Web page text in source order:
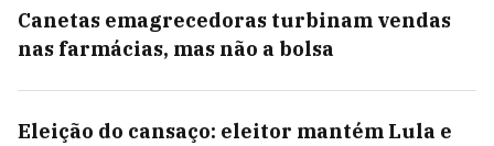
Canetas emagrecedoras turbinam vendas
nas farmácias, mas não a bolsa
Eleição do cansaço: eleitor mantém Lula e